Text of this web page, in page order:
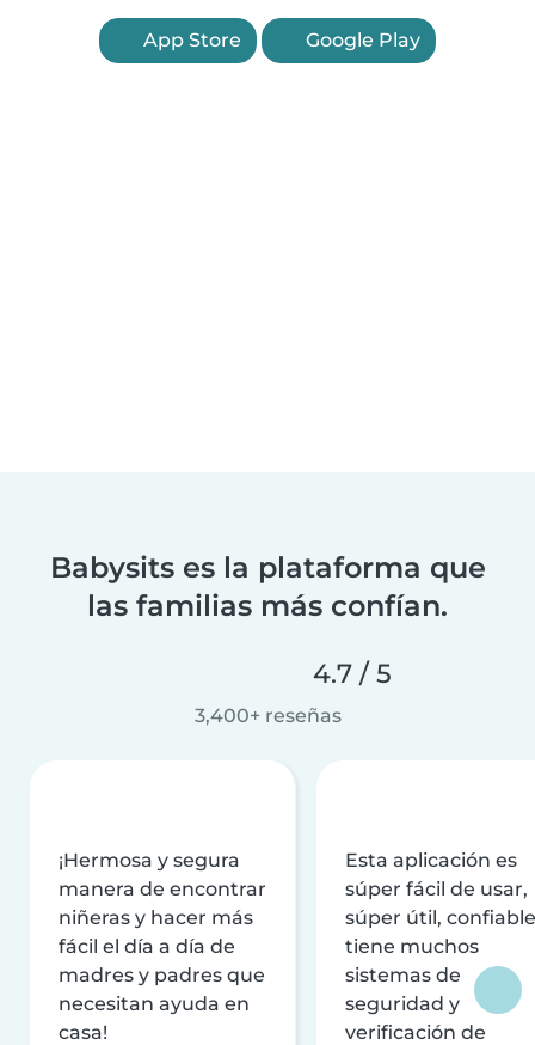
App Store Google Play
Babysits es la plataforma que
las familias más confían.
4.7 / 5
3,400+ reseñas
¡Hermosa y segura
manera de encontrar
niñeras y hacer más
fácil el día a día de
madres y padres que
necesitan ayuda en
casa!
Esta aplicación es
súper fácil de usar,
súper útil,
tiene muchos
sistemas de
seguridad y
verificación de